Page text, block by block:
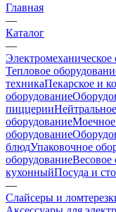
Главная
—
Каталог
—
Электромеханическое
Тепловое
техникаПекарское и
оборудование
пиццерии
оборудованиеМоечное
оборудование
блюдУпаковочное
оборудованиеВесовое
кухонныйПосуда и
—
Слайсеры и